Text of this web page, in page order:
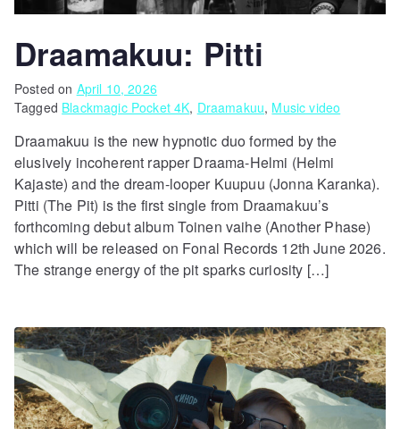
Draamakuu: Pitti
Posted on April 10, 2026
Tagged Blackmagic Pocket 4K, Draamakuu, Music video
Draamakuu is the new hypnotic duo formed by the
elusively incoherent rapper Draama-Helmi (Helmi
Kajaste) and the dream-looper Kuupuu (Jonna Karanka).
Pitti (The Pit) is the first single from Draamakuu’s
forthcoming debut album Toinen vaihe (Another Phase)
which will be released on Fonal Records 12th June 2026.
The strange energy of the pit sparks curiosity […]